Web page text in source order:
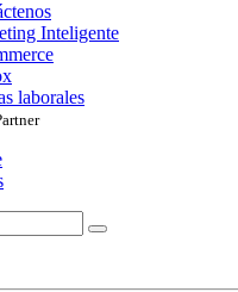
Inteligente
laborales